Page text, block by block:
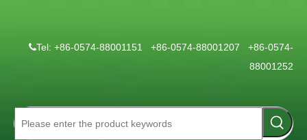
Tel: +86-0574-88001151 +86-0574-88001207 +86-0574-
88001252